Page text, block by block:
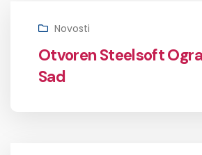
Novosti
Otvoren Steelsoft
Sad